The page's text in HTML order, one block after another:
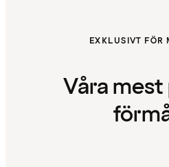
EXKLUSIVT FÖR
Våra